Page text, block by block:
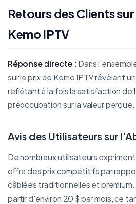
Retours des Clients
Kemo IPTV
Réponse directe : Dans
sur le prix de Kemo IPTV révèlent
reflétant à la fois la satisfaction de
préoccupation sur la valeur perçue.
Avis des Utilisateurs sur
De nombreux utilisateurs
offre des prix compétitifs par
câblées traditionnelles et premium.
partir d'environ 20 $ par mois, ce